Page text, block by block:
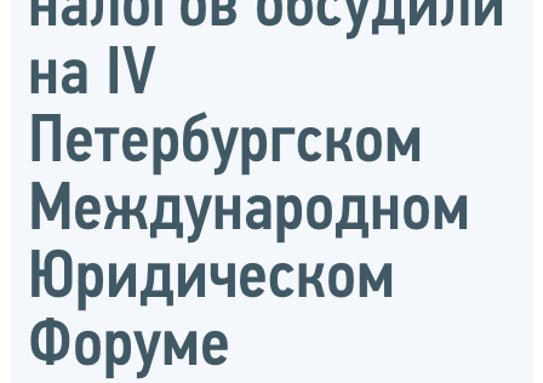
на IV
Петербургском
Международном
Юридическом
Форуме